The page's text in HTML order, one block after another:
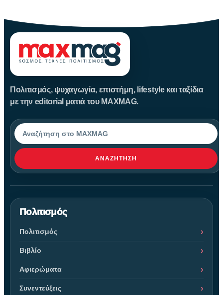
Πολιτισμός, ψυχαγωγία, επιστήμη, lifestyle και ταξίδια
με την editorial ματιά του MAXMAG.
Αναζήτηση
ΑΝΑΖΉΤΗΣΗ
Πολιτισμός
Πολιτισμός
Βιβλίο
Αφιερώματα
Συνεντεύξεις